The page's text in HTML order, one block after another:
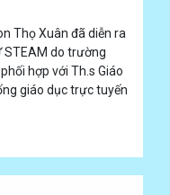
Thọ Xuân đã diễn ra
STEAM do trường
hợp với Th.s Giáo
giáo dục trực tuyến